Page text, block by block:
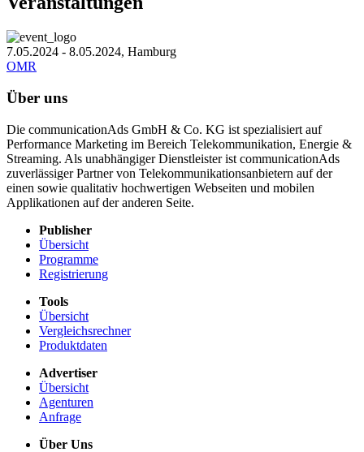
7.05.2024 - 8.05.2024, Hamburg
OMR
Über uns
Die communicationAds GmbH & Co. KG ist spezialisiert auf
Performance Marketing im Bereich Telekommunikation, Energie &
Streaming. Als unabhängiger Dienstleister ist communicationAds
zuverlässiger Partner von Telekommunikationsanbietern auf der
einen sowie qualitativ hochwertigen Webseiten und mobilen
Applikationen auf der anderen Seite.
Publisher
Übersicht
Programme
Registrierung
Tools
Übersicht
Vergleichsrechner
Produktdaten
Advertiser
Übersicht
Agenturen
Anfrage
Über Uns